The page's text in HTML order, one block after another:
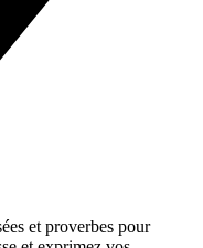
et proverbes pour